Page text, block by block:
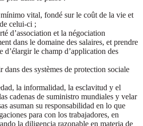
vital, fondé sur le coût de la vie et
celui-ci ;
d’association et la négociation
dans le domaine des salaires, et prendre
d’élargir le champ d’application des
dans des systèmes de protection sociale
la informalidad, la esclavitud y el
cadenas de suministro mundiales y velar
asuman su responsabilidad en lo que
para con los trabajadores, en
la diligencia razonable en materia de